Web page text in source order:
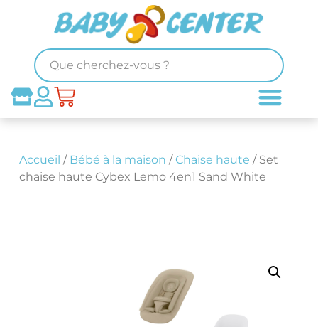
Accueil / Bébé à la maison /Chaise haute / Set
chaise haute Cybex Lemo 4en1 Sand White